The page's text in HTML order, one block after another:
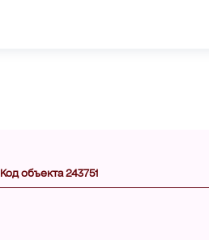
Код объекта 243751